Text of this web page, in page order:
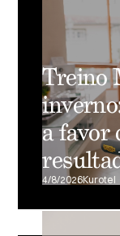
Treino
a favor
4/8/2026Kurotel